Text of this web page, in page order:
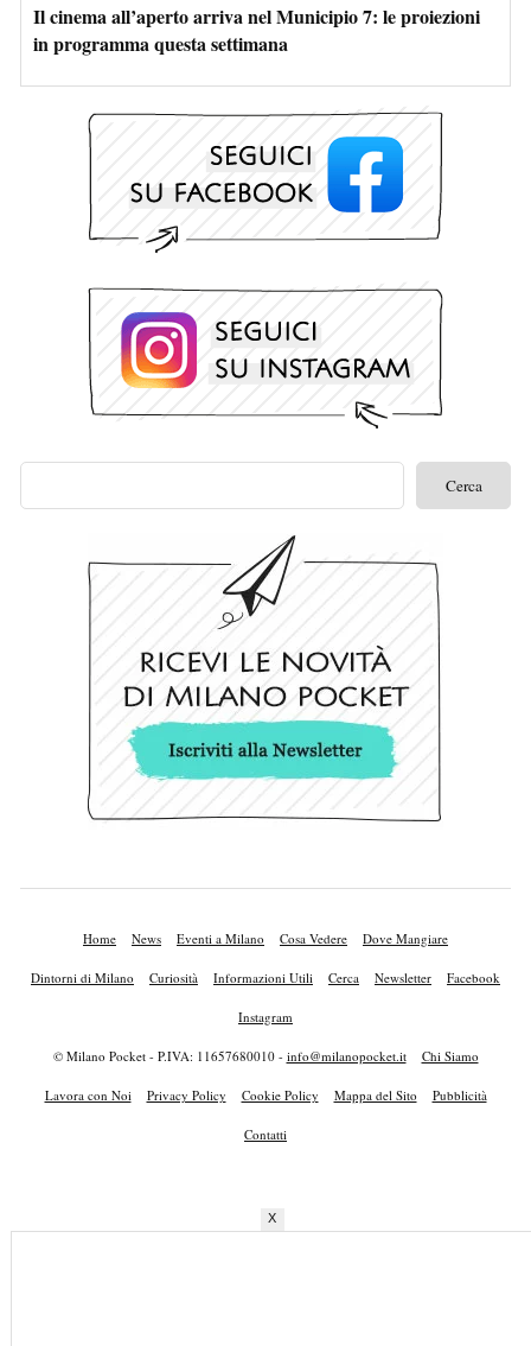
Il cinema all’aperto arriva nel Municipio 7: le proiezioni
in programma questa settimana
Home News Eventi a Milano Cosa Vedere Dove Mangiare
Dintorni di Milano Curiosità Informazioni Utili Cerca Newsletter Facebook
Instagram
© Milano Pocket - P.IVA: 11657680010 - info@milanopocket.it Chi Siamo
Lavora con Noi Privacy Policy Cookie Policy Mappa del Sito Pubblicità
Contatti
X